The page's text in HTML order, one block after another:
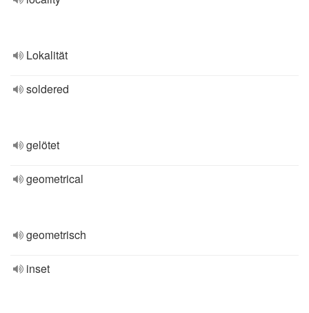
Lokalität
soldered
gelötet
geometrical
geometrisch
inset